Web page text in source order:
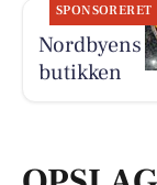
SPONSORERET
Nordbyens
butikken